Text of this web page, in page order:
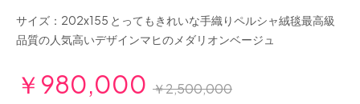
サイズ：202x155 とってもきれいな手織りペルシャ絨毯最高級
品質の人気高いデザインマヒのメダリオンベージュ
￥980,000 ￥2,500,000